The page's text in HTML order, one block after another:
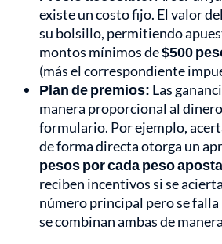
existe un costo fijo. El valor
su bolsillo, permitiendo
montos mínimos de$500
(más el correspondiente
Plan de premios: Las
manera proporcional al
formulario. Por ejemplo,
de forma directa otorga un
pesos por cada peso
reciben incentivos si se
número principal pero se
se combinan ambas de